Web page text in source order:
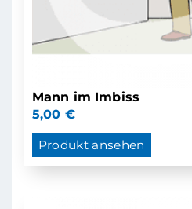
Mann im Imbiss
5,00 €
Produkt ansehen